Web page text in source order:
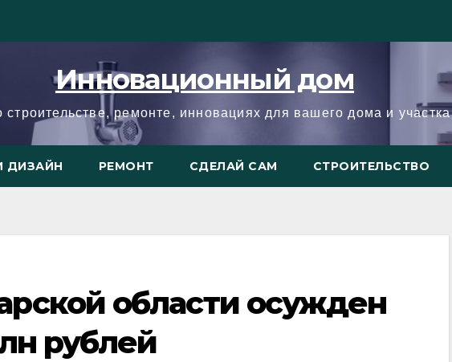
Инновационный дом
строительстве, ремонте, инновациях для вашего дома и участка
ДИЗАЙН РЕМОНТ СДЕЛАЙ САМ СТРОИТЕЛЬСТВО
области осужден
рублей